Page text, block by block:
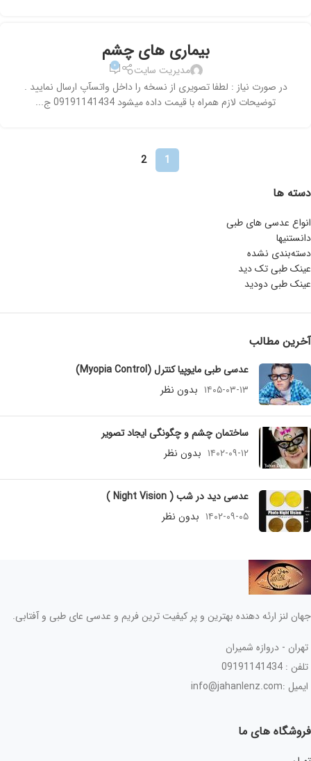
بیماری های چشم
مدیریت سایت ۰
در صورت نیاز : لطفا تصویری از نسخه را داخل واتسآپ ارسال نمایید .
توضیحات لازم همراه با قیمت داده میشود 09191141434 ج...
1
2
دسته ها
انواع عدسی های طبی
دانستنیها
دسته‌بندی نشده
عینک طبی تک دید
عینک طبی دودید
آخرین مطالب
عدسی طبی مایوپیا کنترل (Myopia Control)
۱۴۰۵-۰۳-۱۳ بدون نظر
ساختمان چشم و چگونگی ایجاد تصویر
۱۴۰۲-۰۹-۱۲ بدون نظر
عدسی دید در شب ( Night Vision )
۱۴۰۲-۰۹-۰۵ بدون نظر
جهان لنز ارئه دهنده بهترین و پر کیفیت ترین فریم و عدسی عای طبی و آفتابی.
تهران - دروازه شمیران
تلفن : 09191141434
ایمیل :info@jahanlenz.com
فروشگاه های ما